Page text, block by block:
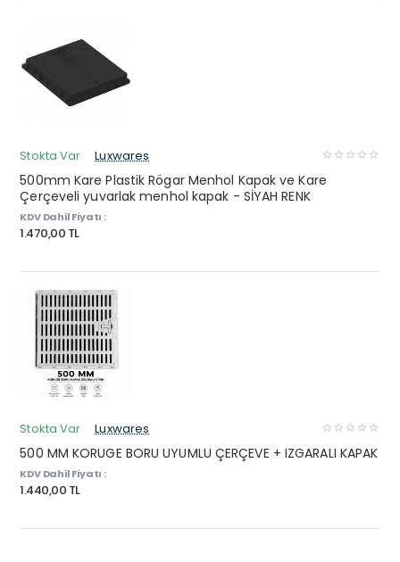
Stokta Var Luxwares
500mm Kare Plastik Rögar Menhol Kapak ve Kare
Çerçeveli yuvarlak menhol kapak - SİYAH RENK
KDV Dahil Fiyatı :
1.470,00 TL
Stokta Var Luxwares
500 MM KORUGE BORU UYUMLU ÇERÇEVE + IZGARALI KAPAK
KDV Dahil Fiyatı :
1.440,00 TL